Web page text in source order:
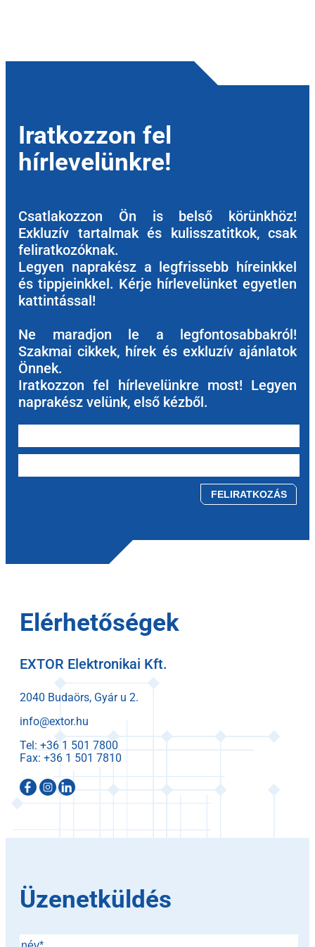
Iratkozzon fel
hírlevelünkre!
Csatlakozzon Ön is belső körünkhöz!
Exkluzív tartalmak és kulisszatitkok, csak
feliratkozóknak.
Legyen naprakész a legfrissebb híreinkkel
és tippjeinkkel. Kérje hírlevelünket egyetlen
kattintással!
Ne maradjon le a legfontosabbakról!
Szakmai cikkek, hírek és exkluzív ajánlatok
Önnek.
Iratkozzon fel hírlevelünkre most! Legyen
naprakész velünk, első kézből.
Elérhetőségek
EXTOR Elektronikai Kft.
2040 Budaörs, Gyár u 2.
info@extor.hu
Tel:
Fax:
Üzenetküldés